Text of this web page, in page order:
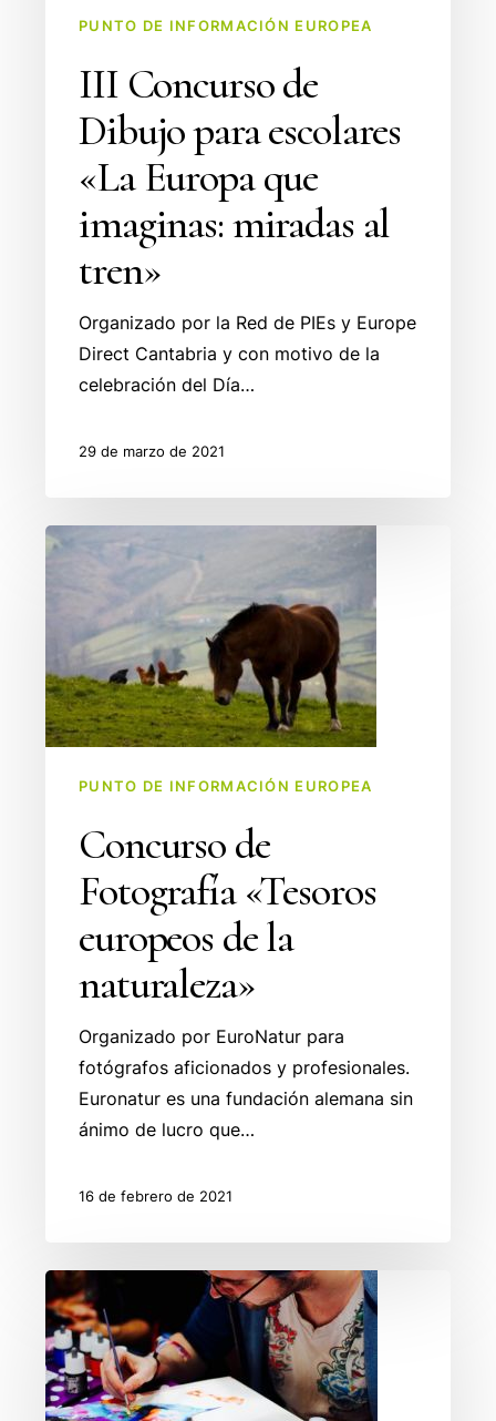
miradas
PUNTO DE INFORMACIÓN EUROPEA
III Concurso de
Dibujo para escolares
«La Europa que
imaginas: miradas al
tren»
Organizado por la Red de PIEs y Europe
Direct Cantabria y con motivo de la
celebración del Día…
29 de marzo de 2021
Concurso
Fotografía
«Tesoros
europeos
de
la
PUNTO DE INFORMACIÓN EUROPEA
Concurso de
Fotografía «Tesoros
europeos de la
naturaleza»
Organizado por EuroNatur para
fotógrafos aficionados y profesionales.
Euronatur es una fundación alemana sin
ánimo de lucro que…
16 de febrero de 2021
Convocatoria
Comic
Art
Europe
para